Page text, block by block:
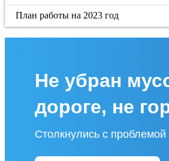
План работы на 2023 год
Не убран
дороге, не
Столкнулись с